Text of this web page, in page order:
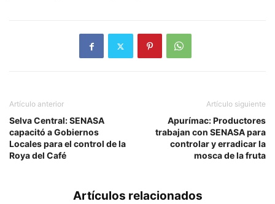
Artículo anterior
Selva Central: SENASA
capacitó a Gobiernos
Locales para el control de la
Roya del Café
Artículo siguiente
Apurímac: Productores
trabajan con SENASA para
controlar y erradicar la
mosca de la fruta
Artículos relacionados